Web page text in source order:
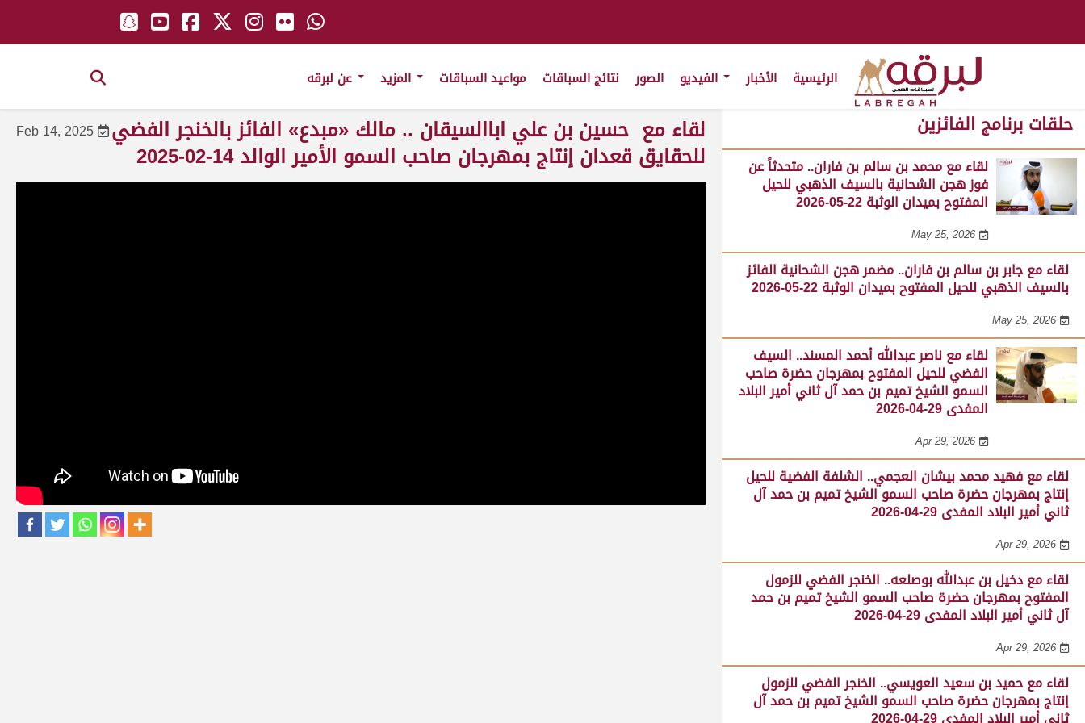
الرئيسية الأخبار الصور نتائج السباقات مواعيد السباقات
حلقات برنامج الفائزين
لقاء مع محمد بن سالم بن فاران.. متحدثاً عن
فوز هجن الشحانية بالسيف الذهبي للحيل
المفتوح بميدان الوثبة 22-05-2026
May 25, 2026
لقاء مع جابر بن سالم بن فاران.. مضمر هجن الشحانية الفائز
بالسيف الذهبي للحيل المفتوح بميدان الوثبة 22-05-2026
May 25, 2026
لقاء مع ناصر عبدالله أحمد المسند.. السيف
الفضي للحيل المفتوح بمهرجان حضرة صاحب
السمو الشيخ تميم بن حمد آل ثاني أمير البلاد
المفدى 29-04-2026
Apr 29, 2026
لقاء مع فهيد محمد بيشان العجمي.. الشلفة الفضية للحيل
إنتاج بمهرجان حضرة صاحب السمو الشيخ تميم بن حمد آل
ثاني أمير البلاد المفدى 29-04-2026
Apr 29, 2026
لقاء مع دخيل بن عبدالله بوصلعه.. الخنجر الفضي للزمول
المفتوح بمهرجان حضرة صاحب السمو الشيخ تميم بن حمد
آل ثاني أمير البلاد المفدى 29-04-2026
Apr 29, 2026
لقاء مع حميد بن سعيد العويسي.. الخنجر الفضي للزمول
إنتاج بمهرجان حضرة صاحب السمو الشيخ تميم بن حمد آل
Feb 14, 2025 لقاء مع حسين بن علي اباالسيقان .. مالك «مبدع» الفائز بالخنجر الفضي
للحقايق قعدان إنتاج بمهرجان صاحب السمو الأمير الوالد 14-02-2025